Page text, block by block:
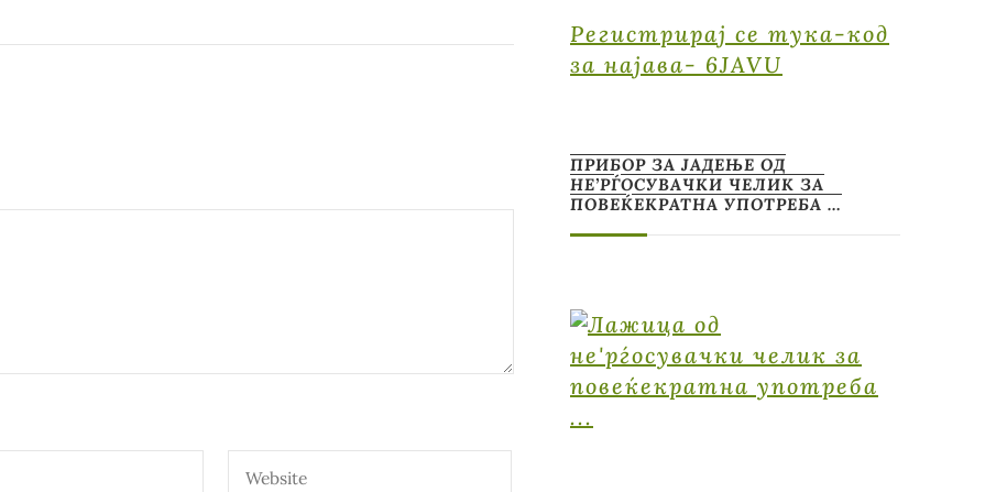
Регистрирај се тука-код
за најава- 6JAVU
ПРИБОР ЗА ЈАДЕЊЕ ОД
НЕ’РЃОСУВАЧКИ ЧЕЛИК ЗА
ПОВЕЌЕКРАТНА УПОТРЕБА …